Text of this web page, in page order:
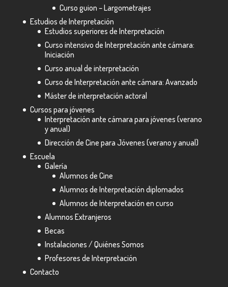
Curso guion – Largometrajes
Estudios de Interpretación
Estudios superiores de Interpretación
Curso intensivo de Interpretación ante cámara:
Iniciación
Curso anual de interpretación
Curso de Interpretación ante cámara: Avanzado
Máster de interpretación actoral
Cursos para jóvenes
Interpretación ante cámara para jóvenes (verano
y anual)
Dirección de Cine para Jóvenes (verano y anual)
Escuela
Galería
Alumnos de Cine
Alumnos de Interpretación diplomados
Alumnos de Interpretación en curso
Alumnos Extranjeros
Becas
Instalaciones / Quiénes Somos
Profesores de Interpretación
Contacto